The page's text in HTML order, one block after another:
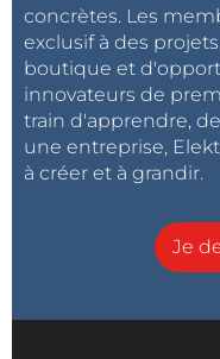
de la météorologie
impossible jusqu'ici.
évidentes, figurent
ramifiés, capables
sur les microclimats
des prévisions
Elektor n’est pas
Dès qu'il s’agit
à l’action : découvrez
concrètes. Les
exclusif à des
boutique et
innovateurs de
train d'apprendre,
une entreprise,
à créer et à grandir.
Je